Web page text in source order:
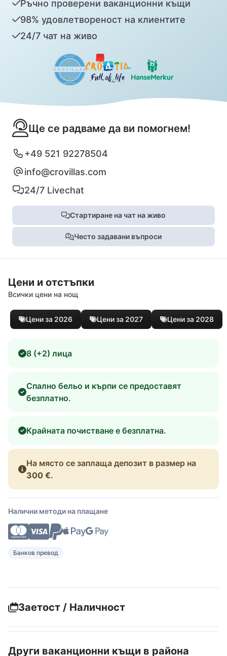
Ръчно проверени ваканционни къщи
98% удовлетвореност на клиентите
24/7 чат на живо
Ще се радваме да ви помогнем!
+49 521 92278504
info@crovillas.com
24/7 Livechat
Стартиране на чат на живо
Често задавани въпроси
Цени и отстъпки
Всички цени на нощ
Цени за 2026 Цени за 2027 Цени за 2028
8 (+2) лица
Спално бельо и кърпи се предоставят
безплатно.
Крайната почистване е безплатна.
На място се заплаща депозит в размер на
300 €.
Налични методи на плащане
Банков превод
Заетост / Наличност
Други ваканционни къщи в района